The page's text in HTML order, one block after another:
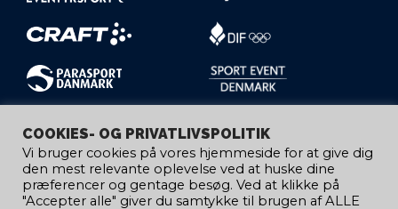
COOKIES- OG PRIVATLIVSPOLITIK
Vi bruger cookies på vores hjemmeside for at give dig
den mest relevante oplevelse ved at huske dine
præferencer og gentage besøg. Ved at klikke på
"Accepter alle" giver du samtykke til brugen af ​​ALLE